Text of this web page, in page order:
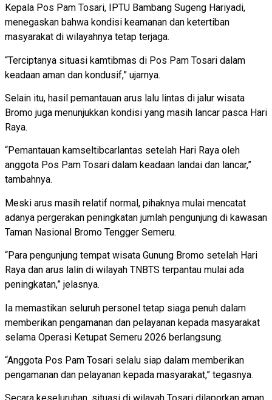
Kepala Pos Pam Tosari, IPTU Bambang Sugeng Hariyadi,
menegaskan bahwa kondisi keamanan dan ketertiban
masyarakat di wilayahnya tetap terjaga.
“Terciptanya situasi kamtibmas di Pos Pam Tosari dalam
keadaan aman dan kondusif,” ujarnya.
Selain itu, hasil pemantauan arus lalu lintas di jalur wisata
Bromo juga menunjukkan kondisi yang masih lancar pasca Hari
Raya.
“Pemantauan kamseltibcarlantas setelah Hari Raya oleh
anggota Pos Pam Tosari dalam keadaan landai dan lancar,”
tambahnya.
Meski arus masih relatif normal, pihaknya mulai mencatat
adanya pergerakan peningkatan jumlah pengunjung di kawasan
Taman Nasional Bromo Tengger Semeru.
“Para pengunjung tempat wisata Gunung Bromo setelah Hari
Raya dan arus lalin di wilayah TNBTS terpantau mulai ada
peningkatan,” jelasnya.
Ia memastikan seluruh personel tetap siaga penuh dalam
memberikan pengamanan dan pelayanan kepada masyarakat
selama Operasi Ketupat Semeru 2026 berlangsung.
“Anggota Pos Pam Tosari selalu siap dalam memberikan
pengamanan dan pelayanan kepada masyarakat,” tegasnya.